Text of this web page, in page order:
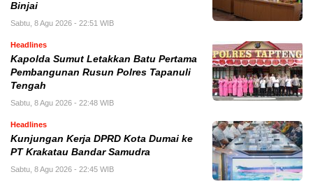
Binjai
Sabtu, 8 Agu 2026 - 22:51 WIB
Headlines
Kapolda Sumut Letakkan Batu Pertama
Pembangunan Rusun Polres Tapanuli
Tengah
Sabtu, 8 Agu 2026 - 22:48 WIB
Headlines
Kunjungan Kerja DPRD Kota Dumai ke
PT Krakatau Bandar Samudra
Sabtu, 8 Agu 2026 - 22:45 WIB